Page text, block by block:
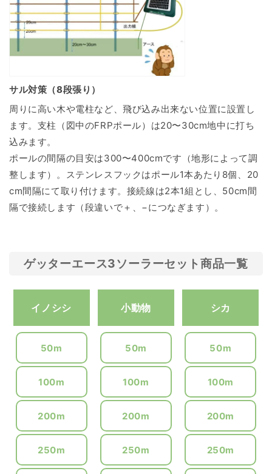
サル対策（8段張り）
周りに高い木や電柱など、飛び込み出来ない位置に設置し
ます。支柱（図中のFRPポール）は20〜30cm地中に打ち
込みます。
ポールの間隔の目安は300〜400cmです（地形によって調
整します）。ステンレスフックはポール1本あたり8個、20
cm間隔にて取り付けます。接続線は2本1組とし、50cm間
隔で接続します（段違いで＋、−につなぎます）。
ゲッターエース3ソーラーセット商品一覧
イノシシ
50m
100m
200m
250m
小動物
50m
100m
200m
250m
シカ
50m
100m
200m
250m